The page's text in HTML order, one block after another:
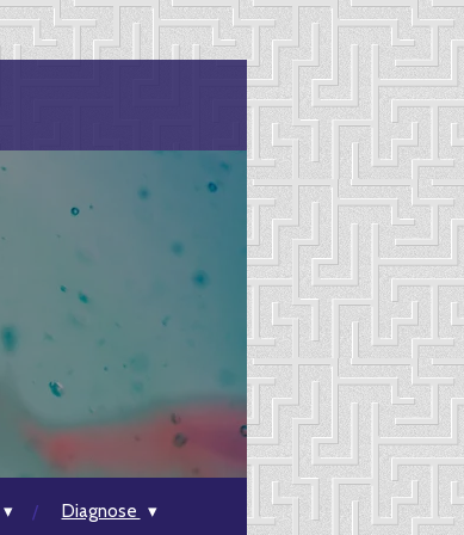
Diagnose